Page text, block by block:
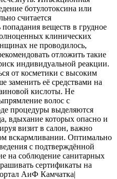
ботулотоксина или
считается
веществ в грудное
клинических
не проводилось,
отложить такие
индивидуальной реакции.
от косметики с высоким
заменить её средствами на
кислоты. Не
волос с
процедуры выделяются
вдыхание которых опасно и
визит в салон, важно
вскармливании. Оптимально
с подтверждённой
на соблюдение санитарных
сертификаты на
АиФ Камчатка|